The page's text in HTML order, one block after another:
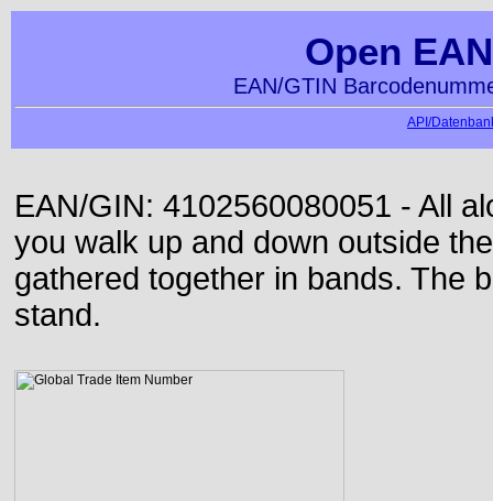
Open
EAN/GTIN
API/
EAN/GIN: 4102560080051 - All
you walk up and down outside
gathered together in bands. The
stand.